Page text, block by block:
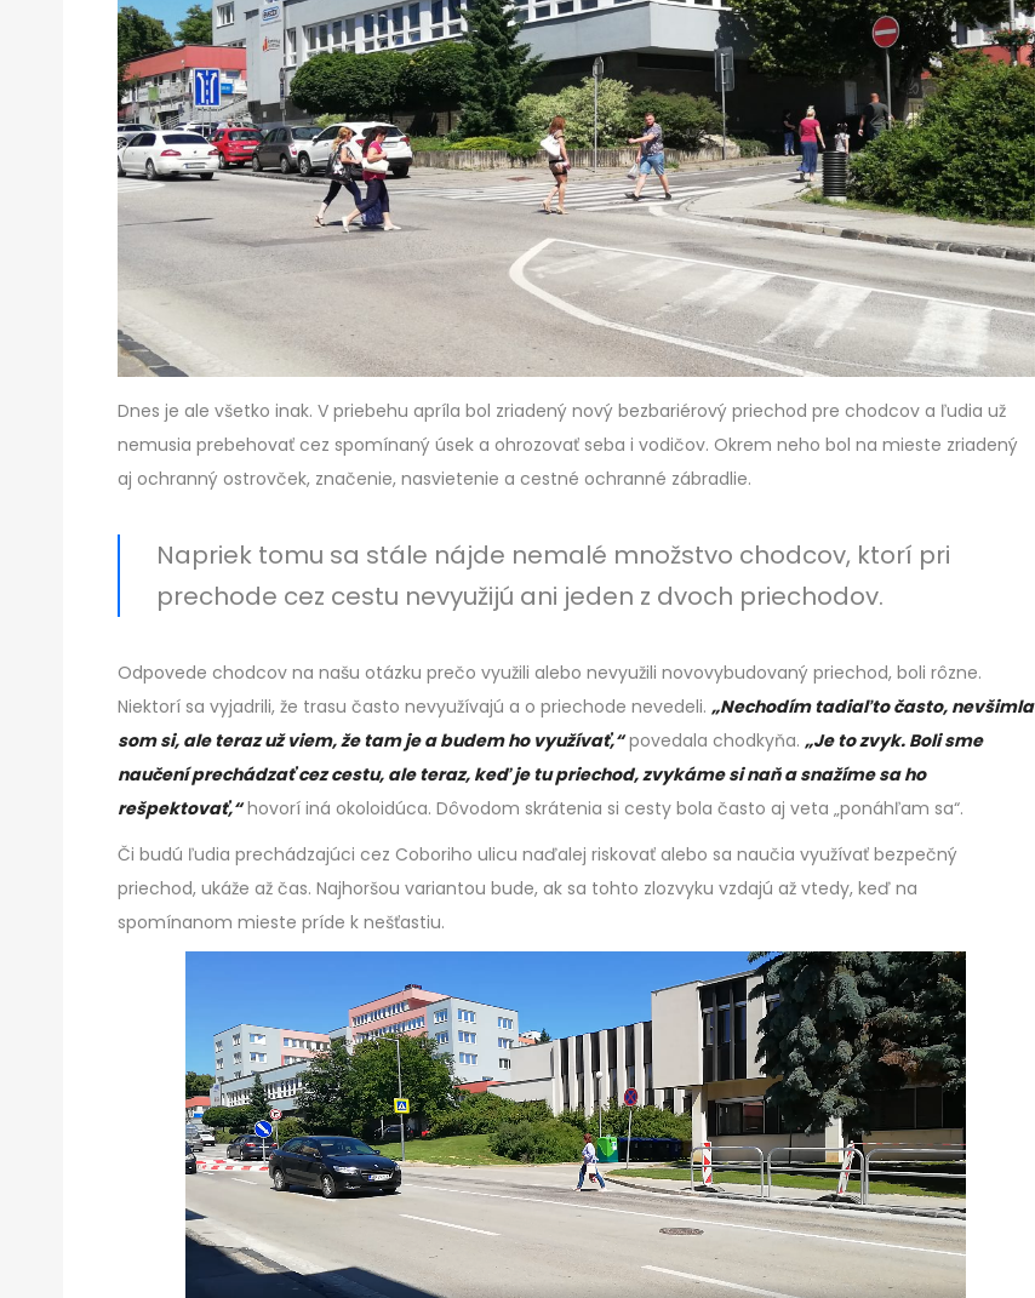
Dnes je ale všetko inak. V priebehu apríla bol zriadený nový bezbariérový priechod pre chodcov a ľudia už
nemusia prebehovať cez spomínaný úsek a ohrozovať seba i vodičov. Okrem neho bol na mieste zriadený
aj ochranný ostrovček, značenie, nasvietenie a cestné ochranné zábradlie.
Napriek tomu sa stále nájde nemalé množstvo chodcov, ktorí pri
prechode cez cestu nevyužijú ani jeden z dvoch priechodov.
Odpovede chodcov na našu otázku prečo využili alebo nevyužili novovybudovaný priechod, boli rôzne.
Niektorí sa vyjadrili, že trasu často nevyužívajú a o priechode nevedeli. „Nechodím tadiaľto často, nevšimla
som si, ale teraz už viem, že tam je a budem ho využívať,“povedala chodkyňa. „Je to zvyk. Boli sme
naučení prechádzať cez cestu, ale teraz, keď je tu priechod, zvykáme si naň a snažíme sa ho
rešpektovať,“hovorí iná okoloidúca. Dôvodom skrátenia si cesty bola často aj veta „ponáhľam sa“.
Či budú ľudia prechádzajúci cez Coboriho ulicu naďalej riskovať alebo sa naučia využívať bezpečný
priechod, ukáže až čas. Najhoršou variantou bude, ak sa tohto zlozvyku vzdajú až vtedy, keď na
spomínanom mieste príde k nešťastiu.